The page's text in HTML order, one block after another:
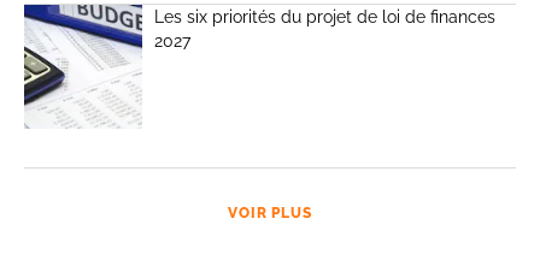
Les six priorités du projet de loi de finances
2027
VOIR PLUS